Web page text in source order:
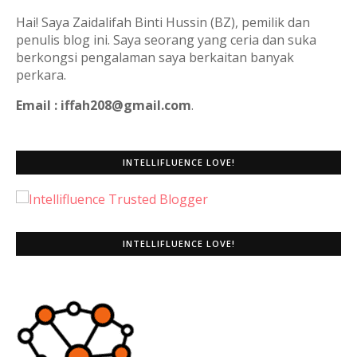
Hai! Saya Zaidalifah Binti Hussin (BZ), pemilik dan
penulis blog ini. Saya seorang yang ceria dan suka
berkongsi pengalaman saya berkaitan banyak
perkara.
Email : iffah208@gmail.com.
INTELLIFLUENCE LOVE!
INTELLIFLUENCE LOVE!